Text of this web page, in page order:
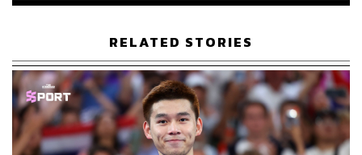
RELATED STORIES